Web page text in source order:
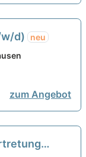
d)
neu
zum Angebot